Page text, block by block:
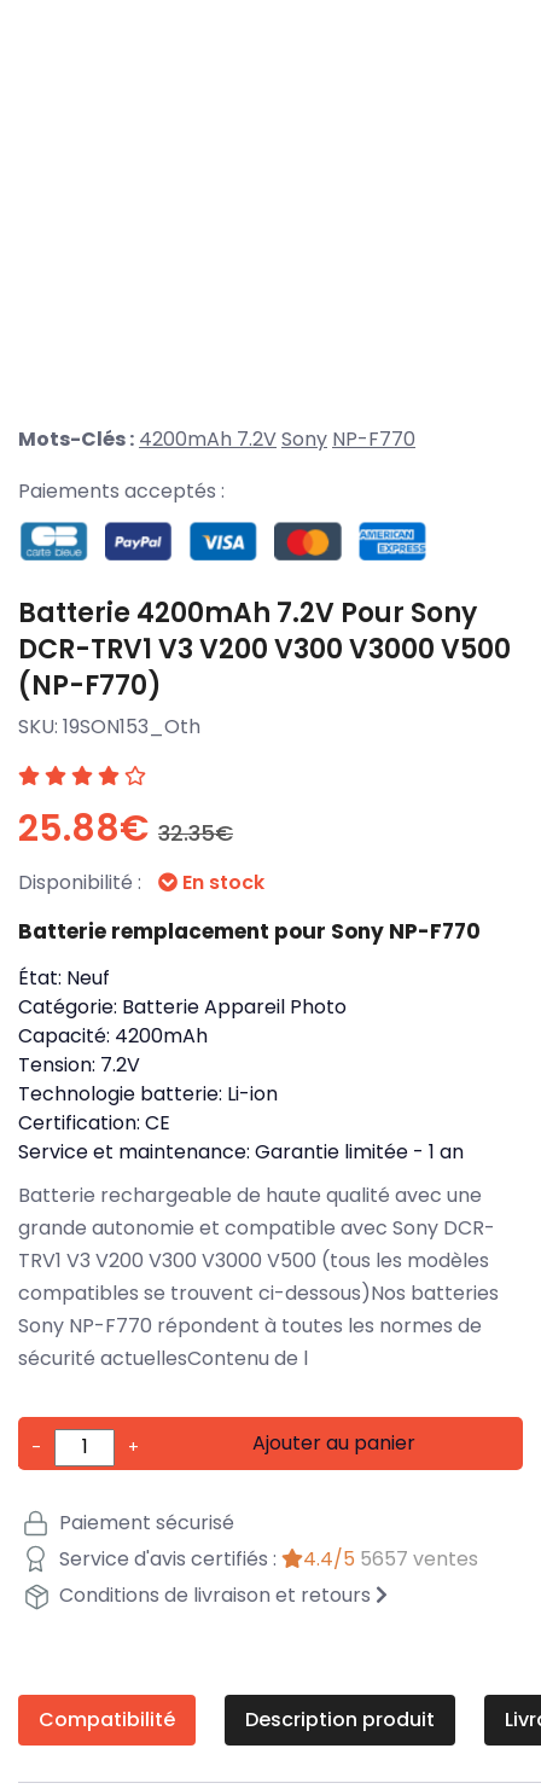
Mots-Clés : 4200mAh 7.2VSony NP-F770
Paiements acceptés :
Batterie 4200mAh 7.2V Pour Sony
DCR-TRV1 V3 V200 V300 V3000 V500
(NP-F770)
SKU: 19SON153_Oth
25.88€ 32.35€
Disponibilité : En stock
Batterie remplacement pour Sony NP-F770
État: Neuf
Catégorie: Batterie Appareil Photo
Capacité: 4200mAh
Tension: 7.2V
Technologie batterie: Li-ion
Certification: CE
Service et maintenance: Garantie limitée - 1 an
Batterie rechargeable de haute qualité avec une
grande autonomie et compatible avec Sony DCR-
TRV1 V3 V200 V300 V3000 V500 (tous les modèles
compatibles se trouvent ci-dessous)Nos batteries
Sony NP-F770 répondent à toutes les normes de
sécurité actuellesContenu de l
- + Ajouter au panier
Paiement sécurisé
Service d'avis certifiés :
4.4/5 5657 ventes
Conditions de livraison et retours
Compatibilité Description produit